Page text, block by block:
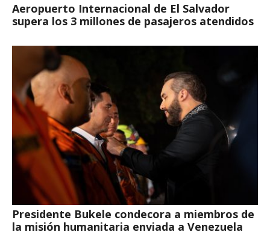
Aeropuerto Internacional de El Salvador
supera los 3 millones de pasajeros atendidos
Presidente Bukele condecora a miembros de
la misión humanitaria enviada a Venezuela